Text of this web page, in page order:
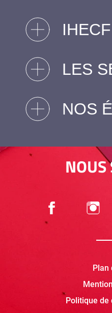
IHECF
LES
NOS
NOUS
Plan
Politique de